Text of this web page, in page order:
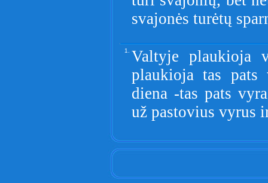
svajonės turėtų
1. Valtyje plaukioja
plaukioja tas pats
diena -tas pats
už pastovius vyrus